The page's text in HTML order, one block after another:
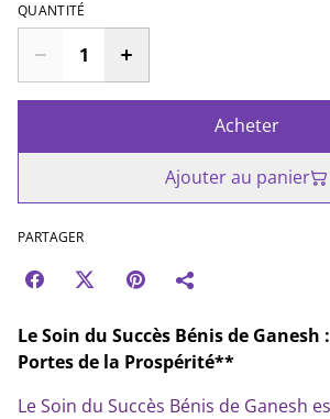
QUANTITÉ
Acheter
Ajouter au panier
PARTAGER
Le Soin du Succès Bénis de Ganesh
Portes de la Prospérité**
Le Soin du Succès Bénis de Ganesh